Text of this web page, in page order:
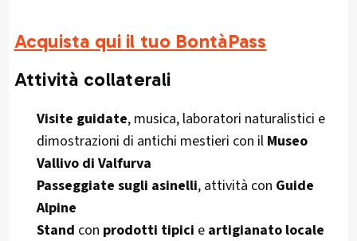
Acquista qui il tuo BontàPass
Attività collaterali
Visite guidate, musica, laboratori naturalistici e
dimostrazioni di antichi mestieri con il Museo
Vallivo di Valfurva
Passeggiate sugli asinelli, attività con Guide
Alpine
Stand con prodotti tipici e artigianato locale